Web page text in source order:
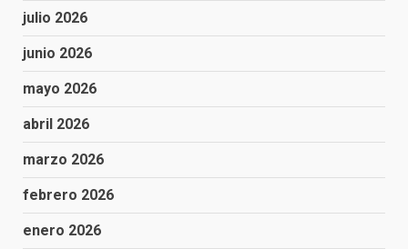
julio 2026
junio 2026
mayo 2026
abril 2026
marzo 2026
febrero 2026
enero 2026